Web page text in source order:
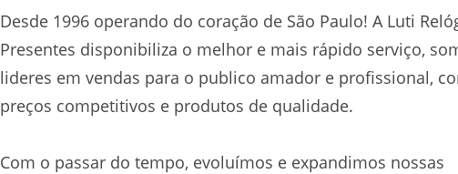
Desde 1996 operando do coração de São Paulo! A Luti
Presentes disponibiliza o melhor e mais rápido serviço,
lideres em vendas para o publico amador e profissional,
preços competitivos e produtos de qualidade.
Com o passar do tempo, evoluímos e expandimos nossas